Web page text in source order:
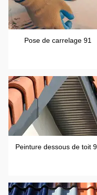
Pose de carrelage 91
Peinture dessous de toit